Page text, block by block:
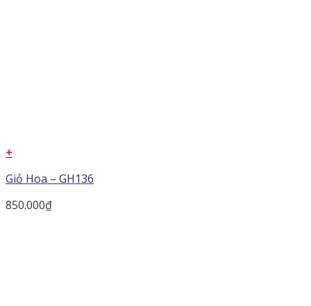
+
Giỏ Hoa – GH136
850.000₫